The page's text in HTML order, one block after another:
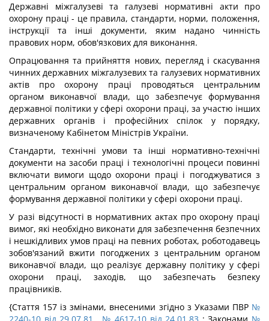
Державні міжгалузеві та галузеві нормативні акти про
охорону праці - це правила, стандарти, норми, положення,
інструкції та інші документи, яким надано чинність
правових норм, обов'язкових для виконання.
Опрацювання та прийняття нових, перегляд і скасування
чинних державних міжгалузевих та галузевих нормативних
актів про охорону праці проводяться центральним
органом виконавчої влади, що забезпечує формування
державної політики у сфері охорони праці, за участю інших
державних органів і професійних спілок у порядку,
визначеному Кабінетом Міністрів України.
Стандарти, технічні умови та інші нормативно-технічні
документи на засоби праці і технологічні процеси повинні
включати вимоги щодо охорони праці і погоджуватися з
центральним органом виконавчої влади, що забезпечує
формування державної політики у сфері охорони праці.
У разі відсутності в нормативних актах про охорону праці
вимог, які необхідно виконати для забезпечення безпечних
і нешкідливих умов праці на певних роботах, роботодавець
зобов'язаний вжити погоджених з центральним органом
виконавчої влади, що реалізує державну політику у сфері
охорони праці, заходів, що забезпечать безпеку
працівників.
{Стаття 157 із змінами, внесеними згідно з Указами ПВР №